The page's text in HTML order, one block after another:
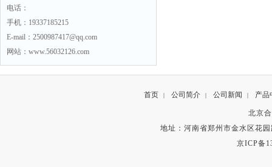
电话：
手机：19337185215
E-mail：2500987417@qq.com
网站：www.56032126.com
首页 | 公司简介 | 公司新闻 | 产品
北京
地址：河南省郑州市金水区花
京ICP备